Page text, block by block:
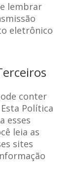
lembrar
eletrônico
conter
Política
esses
leia as
sites